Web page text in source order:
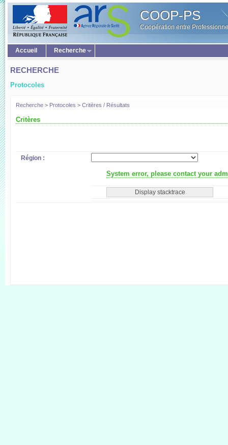
COOP-PS
Coopération entre
Accueil Recherche
RECHERCHE
Protocoles
Recherche > Protocoles > Critères / Résultats
Critères
Région :
System error, please contact your